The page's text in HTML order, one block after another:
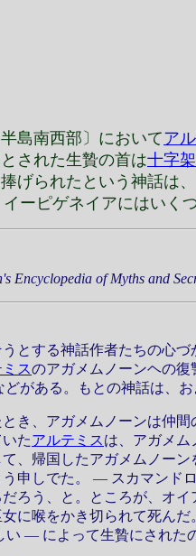
島南西部〕においてア
された生贄の首は十字架
げられたという神話は
ーピゲネイアにはいく
Encyclopedia of Myths and
とする神話作者たちの心
スのアガメムノーンヘの復
がある。もとの神話は、
き、アガメムノーンは仲
たアルテミスは、アガメム
、帰国したアガメムノー
う申しでた。 — スカマンド
ろう、と。ところが、オ
に喉をかき切られて死んだ
い — によって生贄にされた